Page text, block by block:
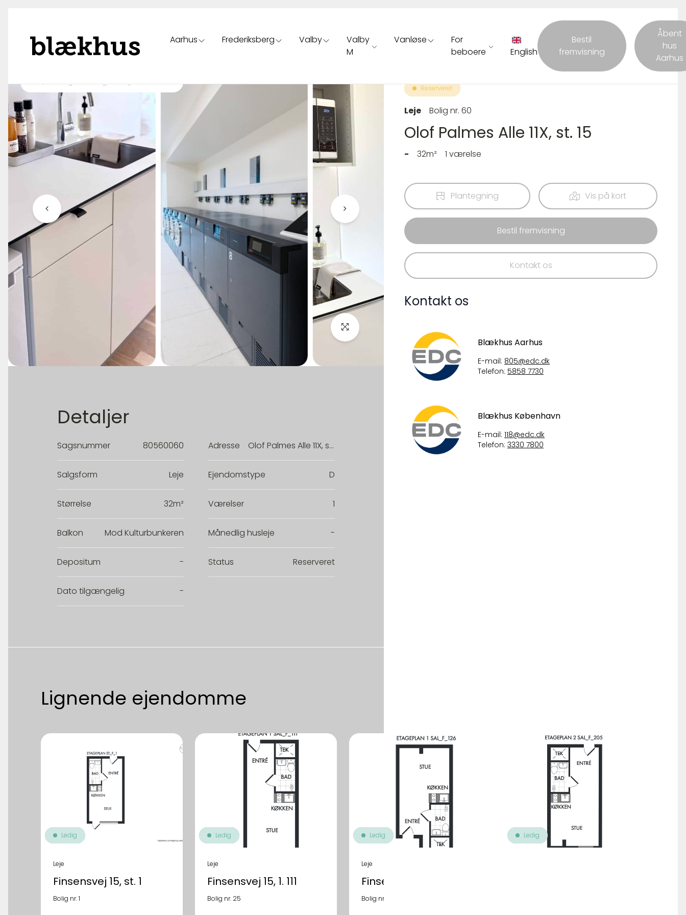
Aarhus Frederiksberg Valby
Valby
M
Vanløse
For
beboere
English
Bestil
fremvisning
Åbent
hus
Aarhus
Tilbage til oversigt over ejendomme
Reserveret
Leje Bolig nr. 60
Olof Palmes Alle 11X, st. 15
- 32m² 1 værelse
Plantegning Vis på kort
Bestil fremvisning
Kontakt os
Kontakt os
Blækhus Aarhus
E-mail: 805@edc.dk
Telefon: 5858 7730
Blækhus København
E-mail: 118@edc.dk
Telefon: 3330 7800
Detaljer
Sagsnummer 80560060 Adresse Olof Palmes Alle 11X, st. 15
Salgsform Leje Ejendomstype D
Størrelse 32m² Værelser 1
Balkon Mod Kulturbunkeren Månedlig husleje -
Depositum - Status Reserveret
Dato tilgængelig -
Lignende ejendomme
Ledig
Leje
Finsensvej 15, st. 1
Bolig nr. 1
Ledig
Leje
Finsensvej 15, 1. 111
Bolig nr. 25
Ledig
Leje
Finsensvej 15, 1. 126
Bolig nr. 40
Ledig